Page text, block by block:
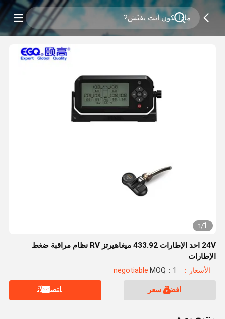
1
/
1
24V احد الإطارات 433.92 ميغاهيرتز RV نظام مراقبة ضغط
الإطارات
الأسعار：negotiable MOQ：1
افضل سعر ﺎﺘﺼﻟ ﺍﻶﻧ